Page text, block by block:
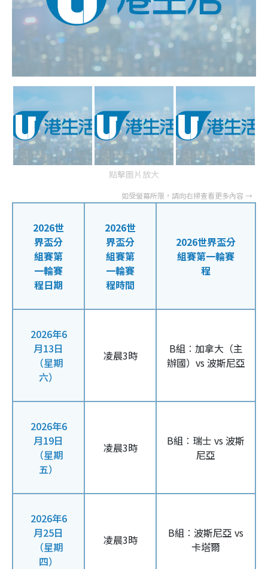
點擊圖片放大
2026世
界盃分
組賽第
一輪賽
程日期
2026世
界盃分
組賽第
一輪賽
程時間
2026世界盃分
組賽第一輪賽
程
2026年6
月13日
（星期
六）
凌晨3時
B組︰加拿大（主
辦國）vs 波斯尼亞
2026年6
月19日
（星期
五）
凌晨3時
B組︰瑞士 vs 波斯
尼亞
2026年6
月25日
（星期
四）
凌晨3時
B組︰波斯尼亞 vs
卡塔爾